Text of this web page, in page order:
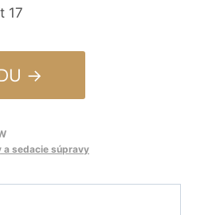
17
→
a sedacie súpravy